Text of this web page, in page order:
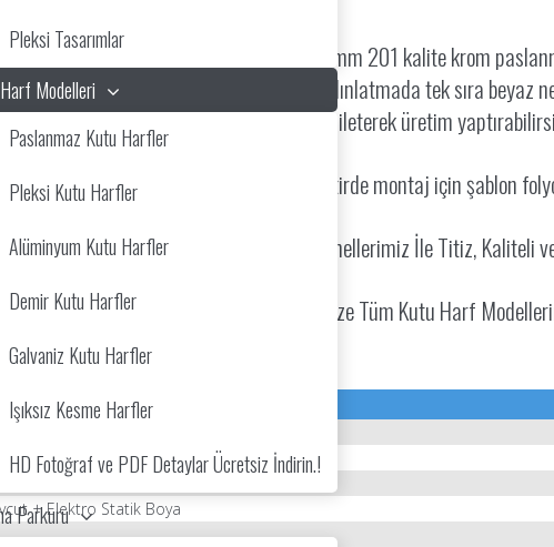
Pleksi Tasarımlar
Modelleri
Paslanmaz Kutu Harfler
Pleksi Kutu Harfler
Alüminyum Kutu Harfler
Demir Kutu Harfler
Galvaniz Kutu Harfler
Işıksız Kesme Harfler
HD Fotoğraf ve PDF Detaylar Ücretsiz İndirin.!
Parkuru
ile kesilerek üretilmiştir. Yan yüz 0,60mm 201 kalite krom
tekniği ile beyaz renk boyanmıştır. Aydınlatmada tek sıra beyaz
ışıklı / ışıksız gibi özellikleri bize ileterek üretim
ile birlikte gönderilir. Taleb edildiği taktirde montaj için şablon
Makina Parkurumuz ve Usta Personellerimiz İleTitiz, Kaliteli
Yurtiçi ve Yurtdışı Reklamcı Müşterilerimize Tüm Kutu Harf
Çelik + Tek Sıra Kırmızı Neon
Paslanmaz Çelik
Çelik
+ Elektro Statik Boya